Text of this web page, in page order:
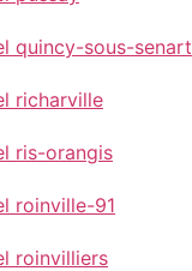
quincy-sous-senart
richarville
ris-orangis
roinville-91
roinvilliers